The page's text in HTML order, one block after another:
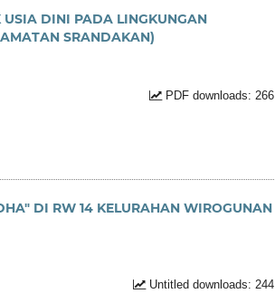
DINI PADA LINGKUNGAN
SRANDAKAN)
PDF downloads: 266
DI RW 14 KELURAHAN WIROGUNAN
Untitled downloads: 244